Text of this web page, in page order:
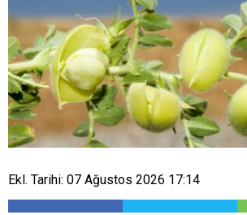
Ekl. Tarihi: 07 Ağustos 2026 17:14